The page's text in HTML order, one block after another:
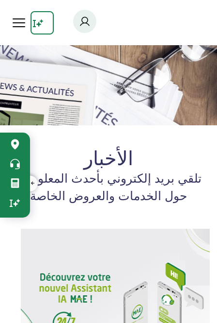
Accès
rapide
vertical
الأخبار
تلقي بريد إلكتروني بأحدث المعلومات
حول الخدمات والعروض الخاصة